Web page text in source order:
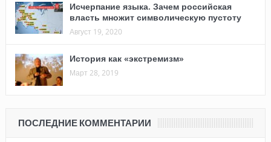
Исчерпание языка. Зачем российская
власть множит символическую пустоту
Август 19, 2020
История как «экстремизм»
Март 28, 2019
ПОСЛЕДНИЕ КОММЕНТАРИИ